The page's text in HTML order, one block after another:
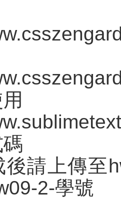
後請上傳至
2-學號